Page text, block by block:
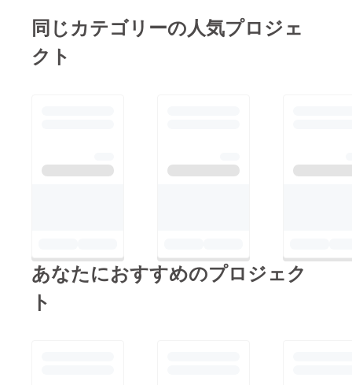
同じカテゴリーの人気プロジェ
クト
あなたにおすすめのプロジェク
ト